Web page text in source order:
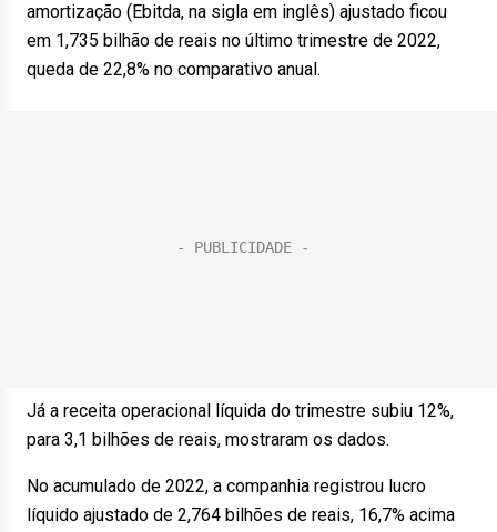
amortização (Ebitda, na sigla em inglês) ajustado ficou
em 1,735 bilhão de reais no último trimestre de 2022,
queda de 22,8% no comparativo anual.
Já a receita operacional líquida do trimestre subiu 12%,
para 3,1 bilhões de reais, mostraram os dados.
No acumulado de 2022, a companhia registrou lucro
líquido ajustado de 2,764 bilhões de reais, 16,7% acima